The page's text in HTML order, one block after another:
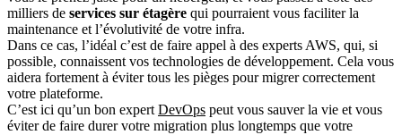
milliers de services sur étagère qui pourraient vous faciliter la
maintenance et l’évolutivité de votre infra.
Dans ce cas, l’idéal c’est de faire appel à des experts AWS, qui, si
possible, connaissent vos technologies de développement. Cela vous
aidera fortement à éviter tous les pièges pour migrer correctement
votre plateforme.
C’est ici qu’un bon expert DevOps peut vous sauver la vie et vous
éviter de faire durer votre migration plus longtemps que votre